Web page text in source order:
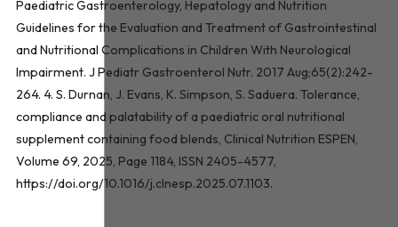
Paediatric Gastroenterology, Hepatology and Nutrition
Guidelines for the Evaluation and Treatment of Gastrointestinal
and Nutritional Complications in Children With Neurological
Impairment. J Pediatr Gastroenterol Nutr. 2017 Aug;65(2):242-
264. 4. S. Durnan, J. Evans, K. Simpson, S. Saduera. Tolerance,
compliance and palatability of a paediatric oral nutritional
supplement containing food blends, Clinical Nutrition ESPEN,
Volume 69, 2025, Page 1184, ISSN 2405-4577,
https://doi.org/10.1016/j.clnesp.2025.07.1103.